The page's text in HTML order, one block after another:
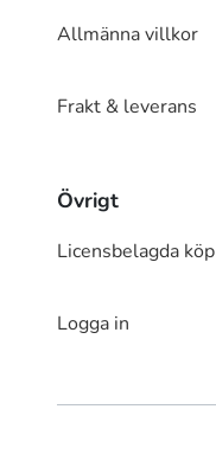
Allmänna villkor
Frakt & leverans
Övrigt
Licensbelagda köp
Logga in